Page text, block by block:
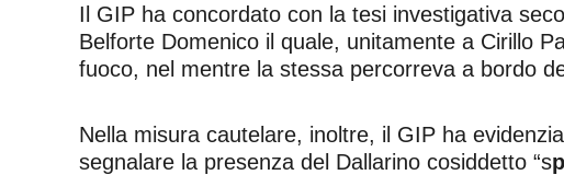
Il GIP ha concordato con la tesi investigativa
Belforte Domenico il quale, unitamente a Cirillo
fuoco, nel mentre la stessa percorreva a bordo
Nella misura cautelare, inoltre, il GIP ha
segnalare la presenza del Dallarino cosiddetto “s